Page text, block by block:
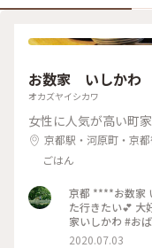
お数家 いしかわ
オカズヤイシカワ
女性に人気が高い町
京都駅・河原町・京
ごはん
京都 ****お数家 いしかわ**** 本当
た行きたい💕 大好きな
家いしかわ #お
2020.07.03